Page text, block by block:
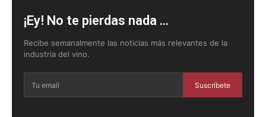
¡Ey! No te pierdas nada ...
Recibe semanalmente las noticias más relevantes de la
industria del vino.
Suscríbete